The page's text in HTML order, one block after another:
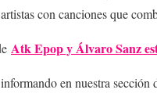
con canciones que
Atk Epop y Álvaro Sanz
en nuestra sección